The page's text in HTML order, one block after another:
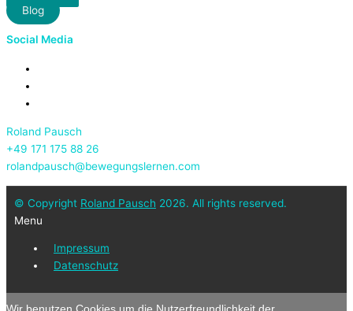
Blog
Social Media
Roland Pausch
+49 171 175 88 26
rolandpausch@bewegungslernen.com
© Copyright Roland Pausch 2026. All rights reserved.
Menu
Impressum
Datenschutz